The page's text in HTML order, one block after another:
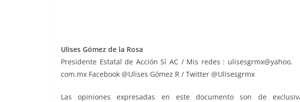
Ulises Gómez de la Rosa
Presidente Estatal de Acción Sí AC / Mis redes : ulisesgrmx@yahoo.
com.mx Facebook @Ulises Gómez R / Twitter @Ulisesgrmx
Las opiniones expresadas en este documento son de